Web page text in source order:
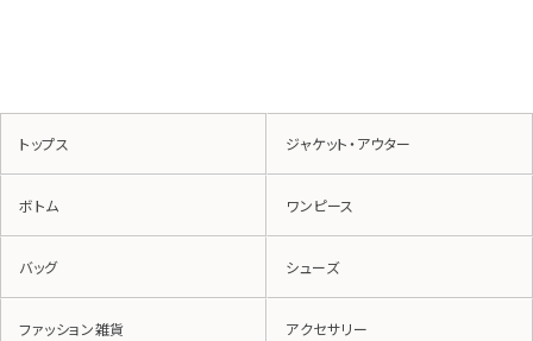
トップス ジャケット・アウター
ボトム ワンピース
バッグ シューズ
ファッション雑貨 アクセサリー